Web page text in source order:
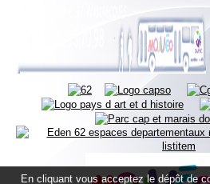
En cliquant vous acceptez le dépôt de